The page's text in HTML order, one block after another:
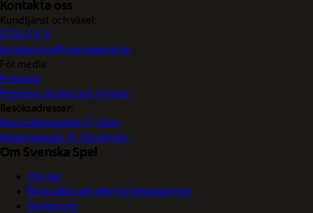
Kontakta oss
Kundtjänst och växel:
0770-11 11 11
kundservice@svenskaspel.se
För media:
Pressjour
Pressjour vinster och vinnare
Besöksadresser:
Norra Hansegatan 17, Visby
Katarinavägen 15, Stockholm
Om Svenska Spel
Om oss
Börja sälja spel eller bli Vegaspartner
Nyhetsrum